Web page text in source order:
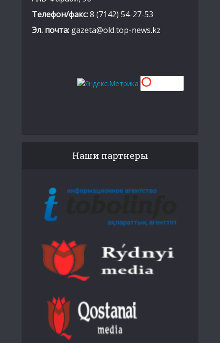
Телефон/факс:8 (7142) 54-27-53
Эл. почта: gazeta@old.top-news.kz
Наши партнеры